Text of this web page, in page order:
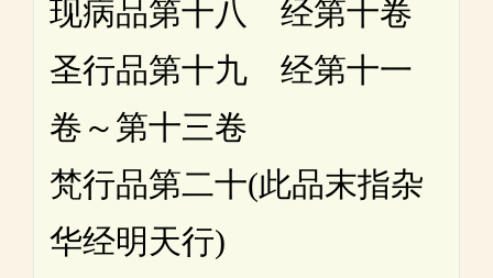
现病品第十八 经第十卷
圣行品第十九 经第十一
卷～第十三卷
梵行品第二十(此品末指杂
华经明天行)